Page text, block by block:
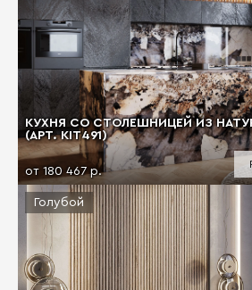
КУХНЯ СО СТОЛЕШНИЦЕЙ ИЗ
(АРТ. KIT491)
от 180 467 р.
Голубой